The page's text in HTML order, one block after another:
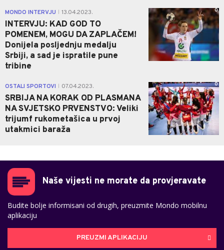
MONDO INTERVJU 13.04.2023.
INTERVJU: KAD GOD TO
POMENEM, MOGU DA ZAPLAČEM!
Donijela posljednju medalju
Srbiji, a sad je ispratile pune
tribine
0
OSTALI SPORTOVI 07.04.2023.
SRBIJA NA KORAK OD PLASMANA
NA SVJETSKO PRVENSTVO: Veliki
trijumf rukometašica u prvoj
utakmici baraža
0
Naše vijesti ne morate da provjeravate
Budite bolje informisani od drugih, preuzmite Mondo mobilnu
aplikaciju
PREUZMI APLIKACIJU